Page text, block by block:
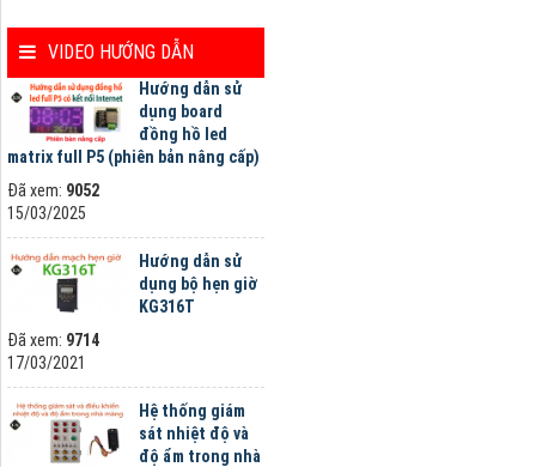
VIDEO HƯỚNG DẪN
Hướng dẫn sử
dụng board
đồng hồ led
matrix full P5 (phiên bản nâng cấp)
Đã xem: 9052
15/03/2025
Hướng dẫn sử
dụng bộ hẹn giờ
KG316T
Đã xem: 9714
17/03/2021
Hệ thống giám
sát nhiệt độ và
độ ẩm trong nhà